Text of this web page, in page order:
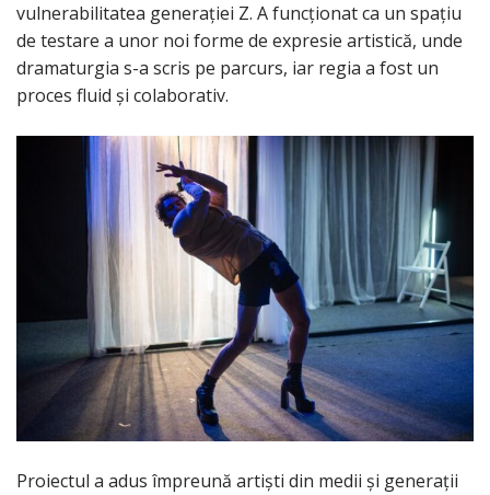
vulnerabilitatea generației Z. A funcționat ca un spațiu
de testare a unor noi forme de expresie artistică, unde
dramaturgia s-a scris pe parcurs, iar regia a fost un
proces fluid și colaborativ.
Proiectul a adus împreună artiști din medii și generații